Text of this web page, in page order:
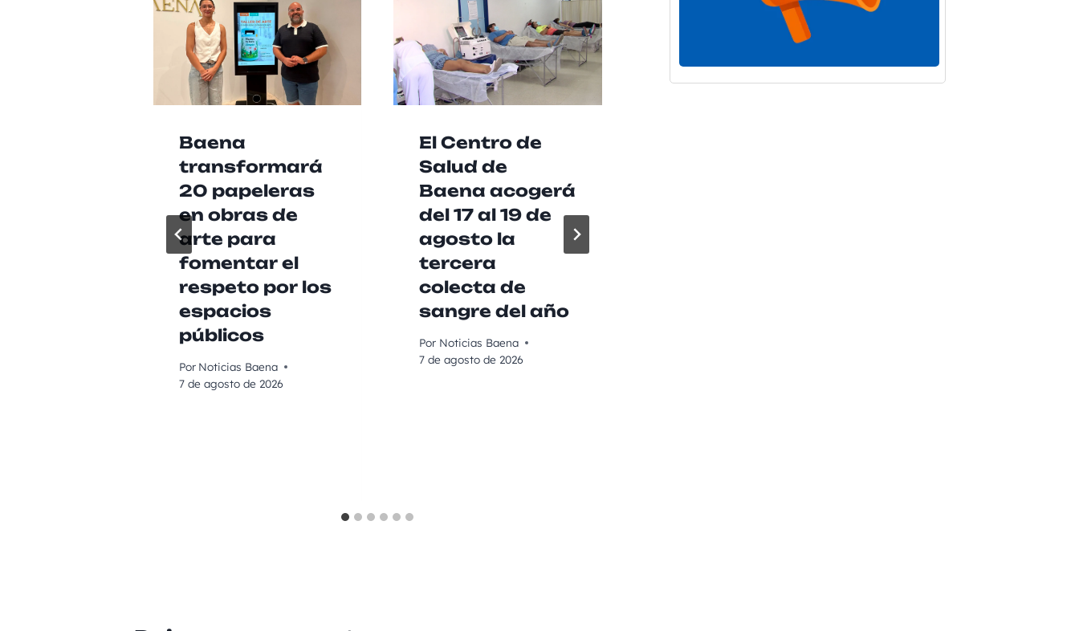
Baena
transformará
20 papeleras
en obras de
arte para
fomentar el
respeto por los
espacios
públicos
Por Noticias Baena
7 de agosto de 2026
El Centro de
Salud de
Baena acogerá
del 17 al 19 de
agosto la
tercera
colecta de
sangre del año
Por Noticias Baena
7 de agosto de 2026